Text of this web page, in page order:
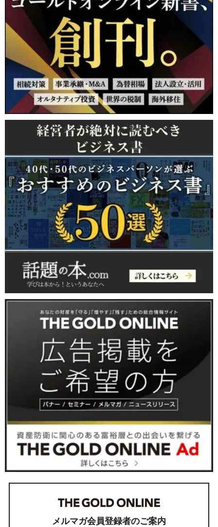
メルマガ会員登録者のご案内